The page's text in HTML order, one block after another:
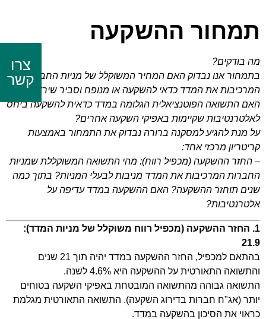
תמחור ההשקעה
מה בודקים?
בתמחור אנו נבדוק האם המחיר המשוקלל של מניות החברות
המרכיבות את המדד כדאי להשקעה או מנופח וסביר שירד בעתיד.
האם התשואה הפוטנציאלית הגלומה במדד כדאית להשקעה ביחס
לאלטרנטיבות שקיימות באפיקי השקעה אחרים?
על מנת להגיע למסקנה ברורה נבדוק את התמחור באמצעות
קריטריון מרכזי אחד:
– החזר ההשקעה (מכפיל רווח): מהי התשואה המשוקללת שמניות
החברות המרכיבות את המדד מניבות לבעלי המניות? בתוך כמה
שנים תוחזר ההשקעה? האם ההשקעה במדד עדיפה על
אלטרנטיבות?
1. החזר ההשקעה (מכפיל רווח משוקלל של מניות המדד):
21.9
בהתאם למכפיל, החזר ההשקעה במדד יהיה תוך 21 שנים
והתשואה התאורטית על ההשקעה היא 4.6% לשנה.
התשואה גבוהה מהתשואה המובטחת באפיקי השקעה בטוחים
יותר (אג"ח חברות בדירוג השקעה). התשואה התאורטית מגלמת
כראוי את הסיכון בהשקעה במדד.
צרו
קשר